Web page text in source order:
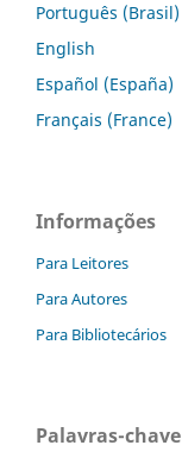
Português (Brasil)
English
Español (España)
Français (France)
Informações
Para Leitores
Para Autores
Para Bibliotecários
Palavras-chave